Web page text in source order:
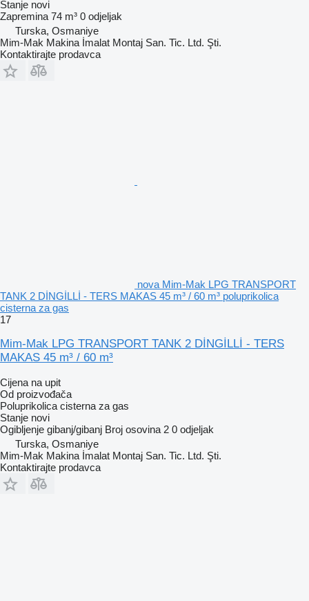
Stanje novi
Zapremina 74 m³ 0 odjeljak
Turska, Osmaniye
Mim-Mak Makina İmalat Montaj San. Tic. Ltd. Şti.
Kontaktirajte prodavca
nova Mim-Mak LPG TRANSPORT
TANK 2 DİNGİLLİ - TERS MAKAS 45 m³ / 60 m³ poluprikolica
cisterna za gas
17
Mim-Mak LPG TRANSPORT TANK 2 DİNGİLLİ - TERS
MAKAS 45 m³ / 60 m³
Cijena na upit
Od proizvođača
Poluprikolica cisterna za gas
Stanje novi
Ogibljenje gibanj/gibanj Broj osovina 2 0 odjeljak
Turska, Osmaniye
Mim-Mak Makina İmalat Montaj San. Tic. Ltd. Şti.
Kontaktirajte prodavca